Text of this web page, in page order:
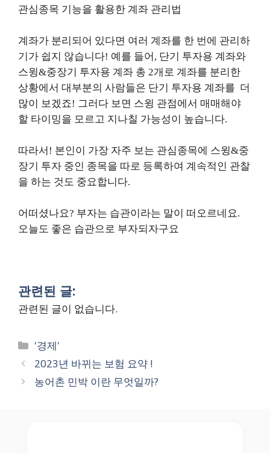
관심종목 기능을 활용한 계좌 관리법
계좌가 분리되어 있다면 여러 계좌를 한 번에 관리하
기가 쉽지 않습니다! 예를 들어, 단기 투자용 계좌와
스윙&중장기 투자용 계좌 총 2개로 계좌를 분리한
상황에서 대부분의 사람들은 단기 투자용 계좌를 더
많이 보겠죠! 그러다 보면 스윙 관점에서 매매해야
할 타이밍을 모르고 지나칠 가능성이 높습니다.
따라서! 본인이 가장 자주 보는 관심종목에 스윙&중
장기 투자 중인 종목을 따로 등록하여 계속적인 관찰
을 하는 것도 중요합니다.
어떠셨나요? 부자는 습관이라는 말이 떠오르네요.
오늘도 좋은 습관으로 부자되자구요
관련된 글:
관련된 글이 없습니다.
Categories
'경제'
2023년 바뀌는 보험 요약 !
농어촌 민박 이란 무엇일까?